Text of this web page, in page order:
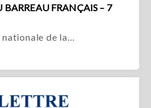
BARREAU FRANÇAIS – 7
de la…